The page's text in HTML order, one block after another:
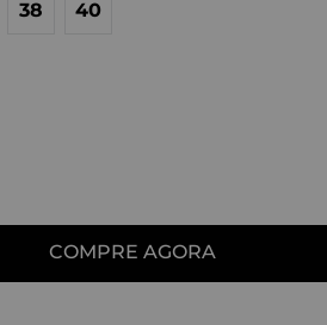
38 40
COMPRE AGORA